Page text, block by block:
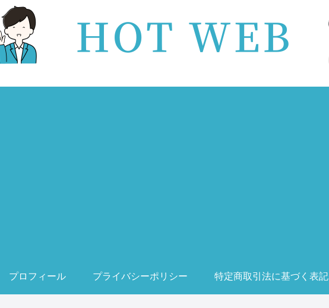
プロフィール プライバシーポリシー 特定商取引法に基づく表記